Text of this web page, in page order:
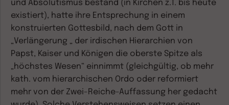
und Absolutismus bestand (in Kirchen z.T. bis heute
existiert), hatte ihre Entsprechung in einem
konstruierten Gottesbild, nach dem Gott in
„Verlängerung „ der irdischen Hierarchien von
Papst, Kaiser und Königen die oberste Spitze als
„höchstes Wesen“ einnimmt (gleichgültig, ob mehr
kath. vom hierarchischen Ordo oder reformiert
mehr von der Zwei-Reiche-Auffassung her gedacht